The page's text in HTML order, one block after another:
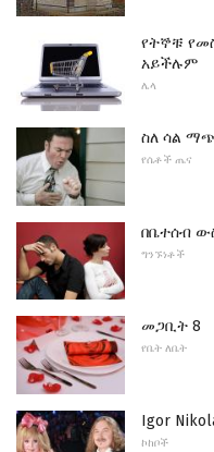
የትኞቹ
አይችሉም
ሌላ
ስለ ሳል
የሴቶች ጤና
በቤተሰብ
ግንኙነቶች
መጋቢት 8
የቤት ለቤት
Igor
ኮከቦች